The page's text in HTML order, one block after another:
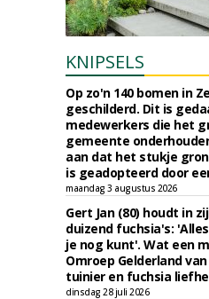
KNIPSELS
Op zo'n 140 bomen in
geschilderd. Dit is
medewerkers die het
gemeente
aan dat het stukje
is geadopteerd door
maandag 3 augustus 2026
Gert Jan (80) houdt in
duizend fuchsia's:
je nog kunt'. Wat een
Omroep Gelderland
tuinier en fuchsia
dinsdag 28 juli 2026